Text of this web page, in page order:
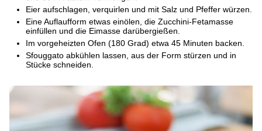
Eier aufschlagen, verquirlen und mit Salz und Pfeffer würzen.
Eine Auflaufform etwas einölen, die Zucchini-Fetamasse
einfüllen und die Eimasse darübergießen.
Im vorgeheizten Ofen (180 Grad) etwa 45 Minuten backen.
Sfouggato abkühlen lassen, aus der Form stürzen und in
Stücke schneiden.